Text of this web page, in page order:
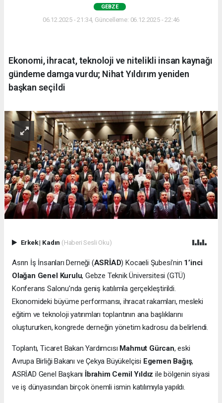
GEBZE
06.12.2025 - 21:34, Güncelleme: 06.12.2025 - 22:46
Ekonomi, ihracat, teknoloji ve nitelikli insan kaynağı
gündeme damga vurdu; Nihat Yıldırım yeniden
başkan seçildi
Erkek| Kadın (Haberi Sesli Oku)
Asrın İş İnsanları Derneği (ASRİAD) Kocaeli Şubesi’nin 1’inci
Olağan Genel Kurulu, Gebze Teknik Üniversitesi (GTÜ)
Konferans Salonu’nda geniş katılımla gerçekleştirildi.
Ekonomideki büyüme performansı, ihracat rakamları, mesleki
eğitim ve teknoloji yatırımları toplantının ana başlıklarını
oluştururken, kongrede derneğin yönetim kadrosu da belirlendi.
Toplantı, Ticaret Bakan Yardımcısı Mahmut Gürcan, eski
Avrupa Birliği Bakanı ve Çekya Büyükelçisi Egemen Bağış,
ASRİAD Genel Başkanı İbrahim Cemil Yıldız ile bölgenin siyasi
ve iş dünyasından birçok önemli ismin katılımıyla yapıldı.